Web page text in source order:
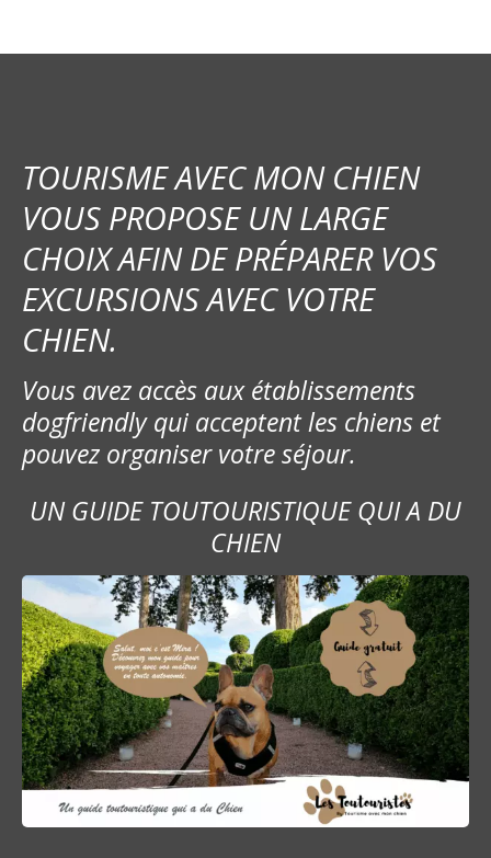
i
o
n
d
e
l
’
r
t
i
c
l
e
TOURISME AVEC MON CHIEN
VOUS PROPOSE UN LARGE
CHOIX AFIN DE PRÉPARER VOS
EXCURSIONS AVEC VOTRE
CHIEN.
Vous avez accès aux établissements
dogfriendly qui acceptent les chiens et
pouvez organiser votre séjour.
UN GUIDE TOUTOURISTIQUE QUI A DU
CHIEN